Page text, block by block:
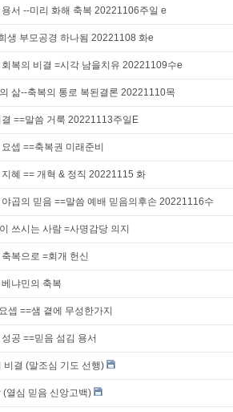
서 --미리 화해 축복 20221106주일 e
생 부모공경 하나됨 20221108 화e
복의 비결 =시각 남을치유 20221109수e
삶--축복의 통로 복된결론 20221110목
==말씀 거룩 20221113주일E
셉 ==축복권 미래준비
혜 == 개혁 & 정직 20221115 화
곱의 믿음 ==말씀 예배 믿음의후손 20221116수
쓰시는 사람 =사명감당 의지
복으로 =회개 헌신
냐민의 축복
셉 ==샘 곁에 무성한가지
공 ==믿음 섬김 용서
비결 (말조심 기도 선행)
(열심 믿음 신앙고백)